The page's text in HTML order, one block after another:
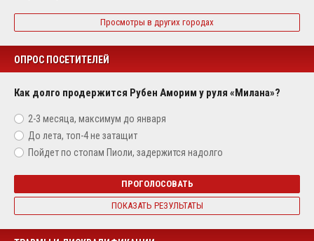
Просмотры в других городах
ОПРОС ПОСЕТИТЕЛЕЙ
Как долго продержится Рубен Аморим у руля «Милана»?
2-3 месяца, максимум до января
До лета, топ-4 не затащит
Пойдет по стопам Пиоли, задержится надолго
ПРОГОЛОСОВАТЬ
ПОКАЗАТЬ РЕЗУЛЬТАТЫ